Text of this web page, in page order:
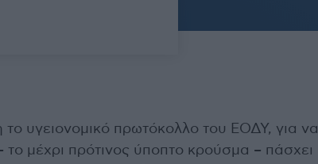
υγειονομικό πρωτόκολλο του ΕΟΔΥ, για να
μέχρι πρότινος ύποπτο κρούσμα – πάσχει